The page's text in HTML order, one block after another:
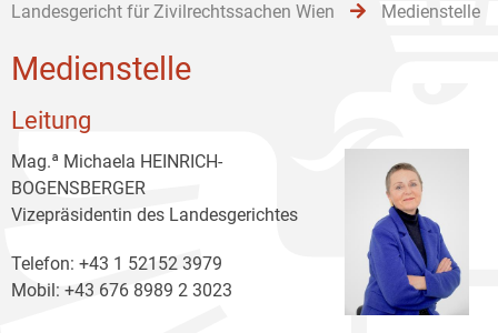
Landesgericht für Zivilrechtssachen Wien Medienstelle
Medienstelle
Leitung
Mag.ª Michaela HEINRICH-
BOGENSBERGER
Vizepräsidentin des Landesgerichtes
Telefon: +43 1 52152 3979
Mobil: +43 676 8989 2 3023